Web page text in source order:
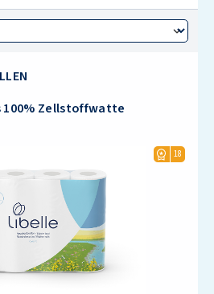
100% Zellstoffwatte
18